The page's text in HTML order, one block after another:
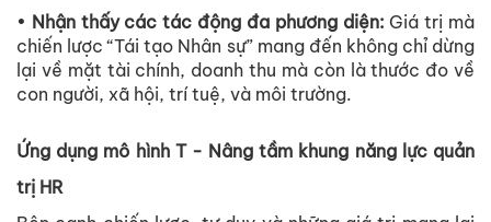
• Nhận thấy các tác động đa phương diện: Giá trị mà
chiến lược “Tái tạo Nhân sự” mang đến không chỉ dừng
lại về mặt tài chính, doanh thu mà còn là thước đo về
con người, xã hội, trí tuệ, và môi trường.
Ứng dụng mô hình T - Nâng tầm khung năng lực quản
trị HR